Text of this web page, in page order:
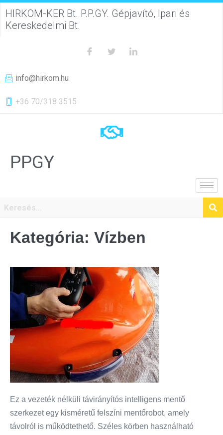
HIRKOM-KER Bt. P.P.GY. Gépjavító, Ipari és
Kereskedelmi Bt.
info@hirkom.hu
+36 70/318 3515
PPGY
Kategória: Vízben
Ez a vezeték nélküli távirányítós intelligens mentő
szerkezet egy kisméretű felszíni mentőrobot, amely
távolról is működtethető. Széles körben használható